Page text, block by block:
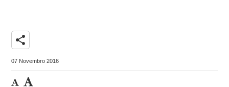
share
07 Novembro 2016